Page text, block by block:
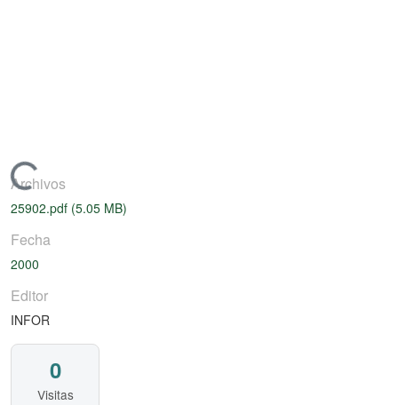
Cargando...
Archivos
25902.pdf (5.05 MB)
Fecha
2000
Editor
INFOR
0
Visitas